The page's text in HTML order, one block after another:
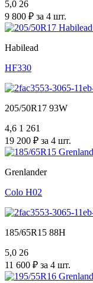
5,0 26
9 800 ₽ за 4 шт.
Habilead
HF330
205/50R17 93W
4,6 1 261
19 200 ₽ за 4 шт.
Grenlander
Colo H02
185/65R15 88H
5,0 26
11 600 ₽ за 4 шт.